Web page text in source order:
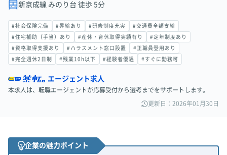
新京成線 みのり台 徒歩 5分
#社会保険完備 #昇給あり #研修制度充実 #交通費全額支給
#住宅補助（手当）あり #産休・育休取得実績有り #定年制度あり
#資格取得支援あり #ハラスメント窓口設置 #正職員登用あり
#完全週休2日制 #残業10h以下 #経験者優遇 #すぐに勤務可
エージェント求人
本求人は、転職エージェントが応募受付から選考までをサポートします。
更新日：2026年01月30日
企業の魅力ポイント